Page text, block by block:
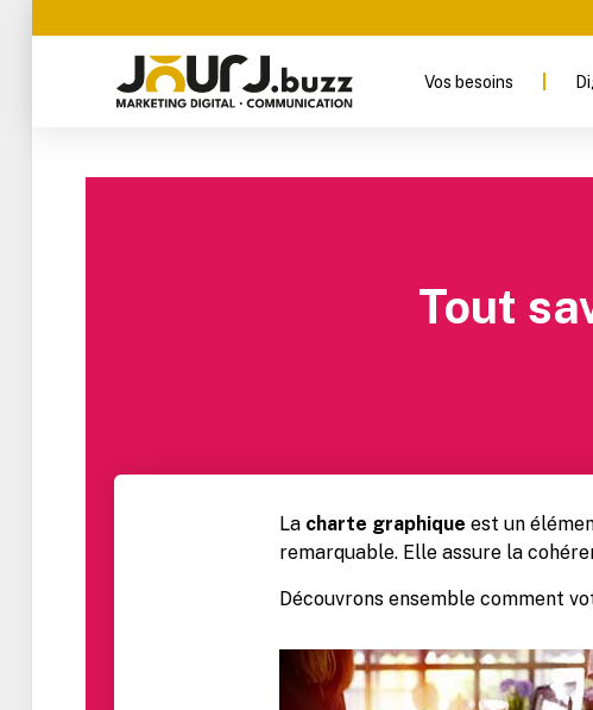
Vos besoins
Tout
La charte graphique est un
remarquable. Elle assure la
Découvrons ensemble comment